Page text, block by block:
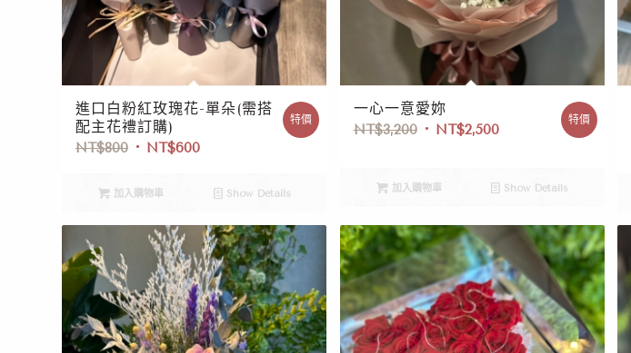
進口白粉紅玫瑰花-單朵(需搭
配主花禮訂購)
NT$800 NT$600
特價
加入購物車
一心一意愛妳
NT$3,200 NT$2,500
特價
加入購物車